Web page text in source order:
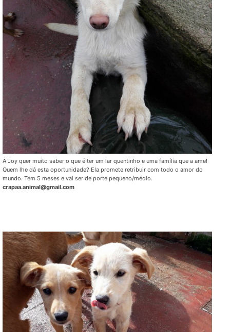
A Joy quer muito saber o que é ter um lar quentinho e uma família que a ame!
Quem lhe dá esta oportunidade? Ela promete retribuir com todo o amor do
mundo. Tem 5 meses e vai ser de porte pequeno/médio.
crapaa.animal@gmail.com